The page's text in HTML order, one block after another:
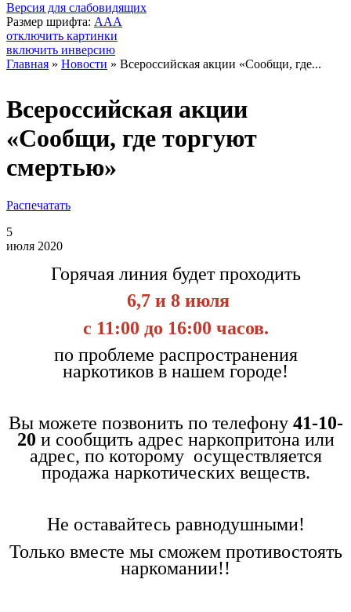
Версия для слабовидящих
Размер шрифта: AAA
отключить картинки
включить инверсию
Главная » Новости » Всероссийская акции «Сообщи, где...
Всероссийская акции
«Сообщи, где торгуют
смертью»
Распечатать
5
июля 2020
Горячая линия будет проходить
6,7 и 8 июля
с 11:00 до 16:00 часов.
по проблеме распространения
наркотиков в нашем городе!
Вы можете позвонить по телефону 41-10-
20 и сообщить адрес наркопритона или
адрес, по которому осуществляется
продажа наркотических веществ.
Не оставайтесь равнодушными!
Только вместе мы сможем противостоять
наркомании!!